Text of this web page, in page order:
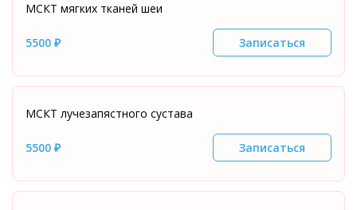
МСКТ мягких тканей шеи
5500 ₽ Записаться
МСКТ лучезапястного сустава
5500 ₽ Записаться